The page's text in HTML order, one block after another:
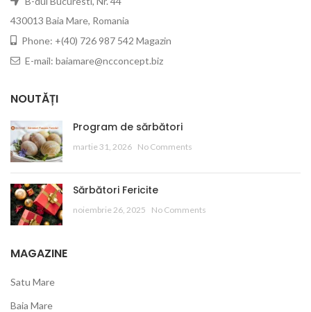
430013 Baia Mare, Romania
Phone: +(40) 726 987 542 Magazin
E-mail: baiamare@ncconcept.biz
NOUTĂȚI
Program de sărbători
martie 31, 2026 No Comments
Sărbători Fericite
noiembrie 26, 2025 No Comments
MAGAZINE
Satu Mare
Baia Mare